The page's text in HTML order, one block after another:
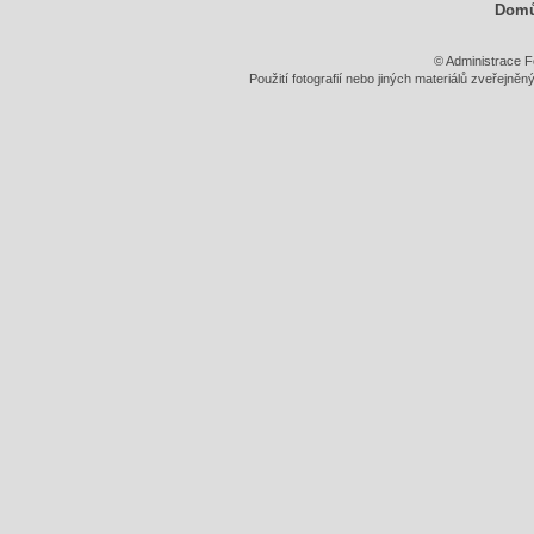
© Administrace
Použití fotografií nebo jiných materiálů